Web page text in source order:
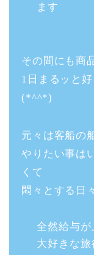
ます
その間にも商
1日まるッと
(*^^*)
元々は客船の
やりたい事は
くて
悶々とする日
全然給与
大好きな